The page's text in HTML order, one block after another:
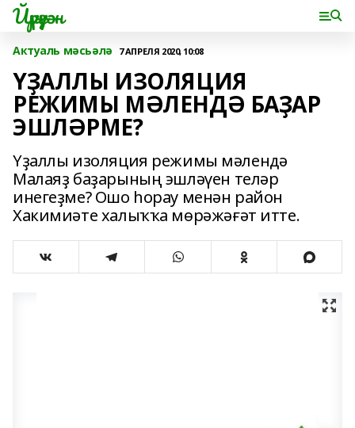
Йүрүҙән
Актуаль мәсьәлә 7 АПРЕЛЯ 2020, 10:08
ҮҘАЛЛЫ ИЗОЛЯЦИЯ
РЕЖИМЫ МӘЛЕНДӘ БАҘАР
ЭШЛӘРМЕ?
Үҙаллы изоляция режимы мәлендә
Малаяҙ баҙарының эшләүен теләр
инегеҙме? Ошо һорау менән район
Хакимиәте халыҡҡа мөрәжәғәт итте.